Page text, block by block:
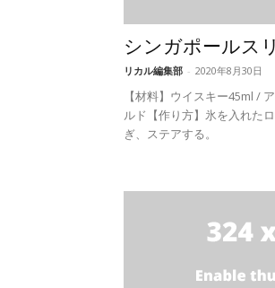
シンガポールス
リカル編集部 - 2020年8月30日
【材料】ウイスキー45ml /
ルド【作り方】氷を入れた
ぎ、ステアする。